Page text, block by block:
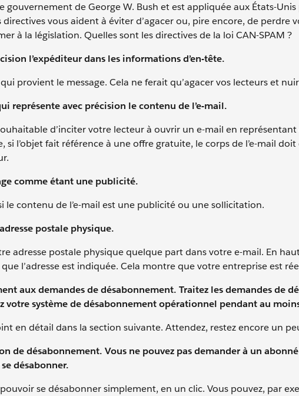
gouvernement de George W. Bush et est appliquée aux États-
directives vous aident à éviter d’agacer ou, pire encore, de perdre
à la législation. Quelles sont les directives de la loi CAN-SPAM ?
l’expéditeur dans les informations d’en-tête.
provient le message. Cela ne ferait qu’agacer vos lecteurs et
représente avec précision le contenu de l’e-mail.
d’inciter votre lecteur à ouvrir un e-mail en
si l’objet fait référence à une offre gratuite, le corps de l’e-mail
comme étant une publicité.
le contenu de l’e-mail est une publicité ou une sollicitation.
postale physique.
adresse postale physique quelque part dans votre e-mail. En
l’adresse est indiquée. Cela montre que votre entreprise est
aux demandes de désabonnement. Traitez les demandes de
votre système de désabonnement opérationnel pendant au
en détail dans la section suivante. Attendez, restez encore un
de désabonnement. Vous ne pouvez pas demander à un
désabonner.
se désabonner simplement, en un clic. Vous pouvez, par